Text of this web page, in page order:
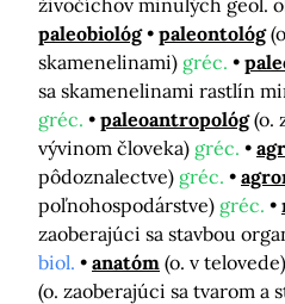
živočíchov minulých geol.
paleobiológ
paleontológ
skamenelinami) gréc.
sa skamenelinami rastlín
gréc.
paleoantropológ (o.
vývinom človeka) gréc.
pôdoznalectve) gréc.
poľnohospodárstve) gréc.
zaoberajúci sa stavbou
biol.
anatóm (o. v telovede)
(o. zaoberajúci sa tvarom a